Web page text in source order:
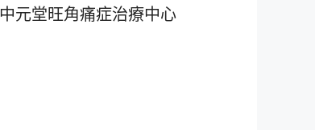
中元堂旺角痛症治療中心